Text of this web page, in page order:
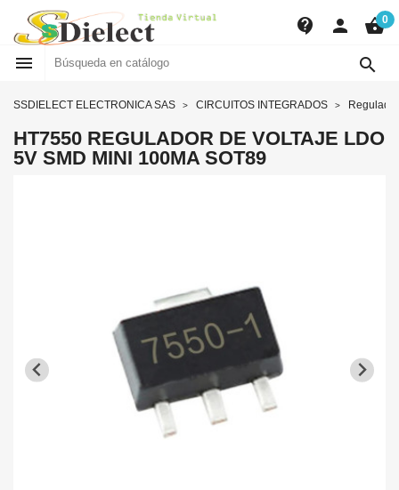
contact_support person shopping_basket0
 
SSDIELECT ELECTRONICA SAS CIRCUITOS INTEGRADOS
HT7550 REGULADOR DE VOLTAJE LDO
5V SMD MINI 100MA SOT89